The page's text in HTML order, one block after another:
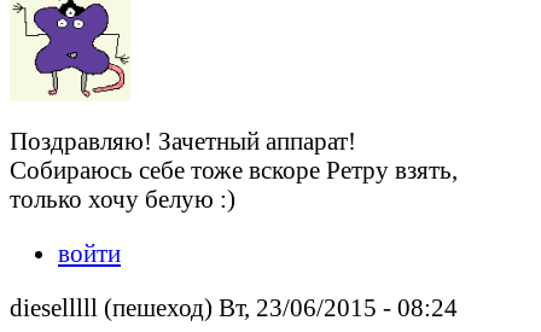
Поздравляю! Зачетный аппарат!
Собираюсь себе тоже вскоре Ретру взять,
только хочу белую :)
войти
dieselllll (пешеход) Вт, 23/06/2015 - 08:24